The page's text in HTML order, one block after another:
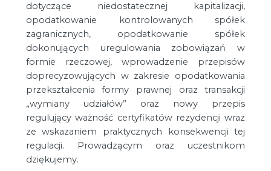
dotyczące niedostatecznej kapitalizacji,
opodatkowanie kontrolowanych spółek
zagranicznych, opodatkowanie spółek
dokonujących uregulowania zobowiązań w
formie rzeczowej, wprowadzenie przepisów
doprecyzowujących w zakresie opodatkowania
przekształcenia formy prawnej oraz transakcji
„wymiany udziałów” oraz nowy przepis
regulujący ważność certyfikatów rezydencji wraz
ze wskazaniem praktycznych konsekwencji tej
regulacji. Prowadzącym oraz uczestnikom
dziękujemy.